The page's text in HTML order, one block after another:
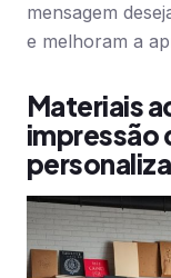
mensagem
e melhoram a
Materiais
impressão